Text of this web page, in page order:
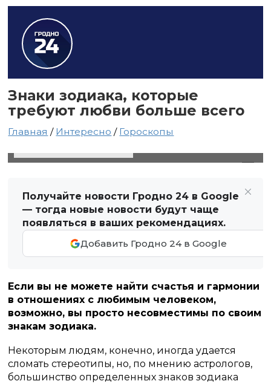
Знаки зодиака, которые
требуют любви больше всего
Главная / Интересно / Гороскопы
Получайте новости Гродно 24 в Google
— тогда новые новости будут чаще
появляться в ваших рекомендациях.
Добавить Гродно 24 в Google
Если вы не можете найти счастья и гармонии
в отношениях с любимым человеком,
возможно, вы просто несовместимы по своим
знакам зодиака.
Некоторым людям, конечно, иногда удается
сломать стереотипы, но, по мнению астрологов,
большинство определенных знаков зодиака